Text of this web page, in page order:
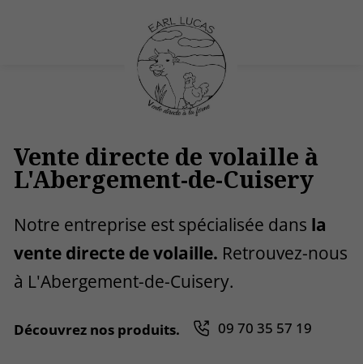
Vente directe de volaille à
L'Abergement-de-Cuisery
Notre entreprise est spécialisée dans la
vente directe de volaille. Retrouvez-nous
à L'Abergement-de-Cuisery.
Découvrez nos produits. 09 70 35 57 19